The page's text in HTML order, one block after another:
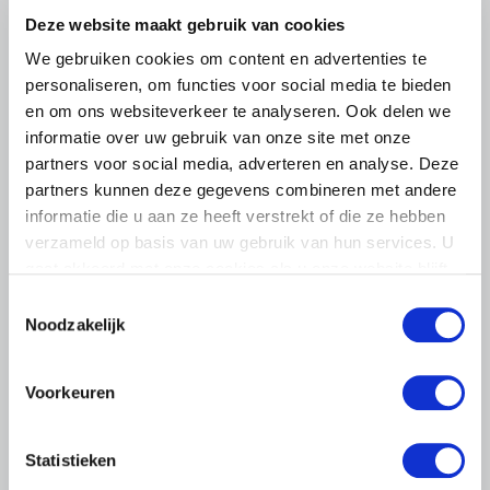
Deze website maakt gebruik van cookies
We gebruiken cookies om content en advertenties te
personaliseren, om functies voor social media te bieden
en om ons websiteverkeer te analyseren. Ook delen we
informatie over uw gebruik van onze site met onze
partners voor social media, adverteren en analyse. Deze
partners kunnen deze gegevens combineren met andere
informatie die u aan ze heeft verstrekt of die ze hebben
verzameld op basis van uw gebruik van hun services. U
Noodzakelijk
Voorkeuren
Statistieken
De aanhoudende droogte en hitte zorgen voor
tuinbouw. LTO Nederland ziet de gevolgen inmiddels in
vrijwel alle sectoren terug.